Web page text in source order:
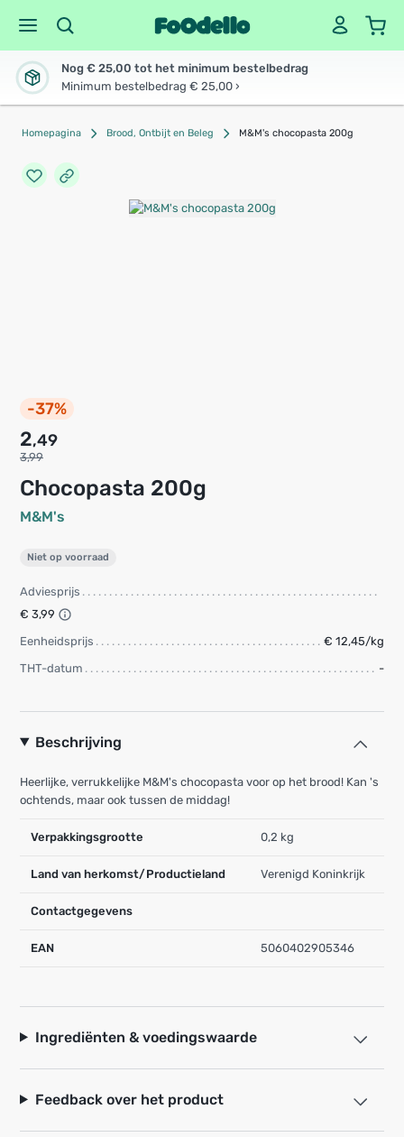
Nog € 25,00 tot het minimum bestelbedrag
Minimum bestelbedrag € 25,00 ›
Homepagina Brood, Ontbijt en Beleg M&M's chocopasta 200g
-37%
chocopasta 200g
M&M's
2,49
3,99
Niet op voorraad
Adviesprijs
€ 3,99
Eenheidsprijs
€ 12,45/kg
THT-datum
-
Beschrijving
Heerlijke, verrukkelijke M&M's chocopasta voor op het brood! Kan 's
ochtends, maar ook tussen de middag!
Verpakkingsgrootte 0,2 kg
Land van herkomst/Productieland Verenigd Koninkrijk
Contactgegevens
EAN 5060402905346
Ingrediënten & voedingswaarde
Feedback over het product